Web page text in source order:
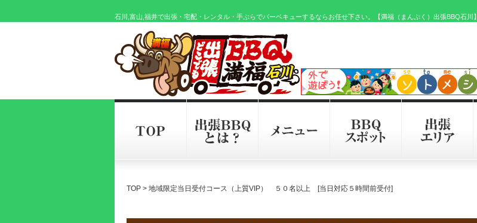
石川,富山,福井で出張・宅配・レンタル・手ぶらでバーベキューするならお任せ下さい。【満福（まんぷく）出張BBQ石川】
TOP > 地域限定当日受付コース（上質VIP） ５０名以上 [当日対応５時間前受付]